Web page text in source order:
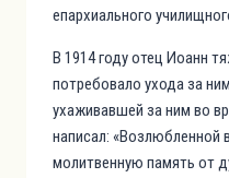
епархиального
В 1914 году отец Иоанн
потребовало ухода за
ухаживавшей за ним во
написал: «Возлюбленной
молитвенную память от